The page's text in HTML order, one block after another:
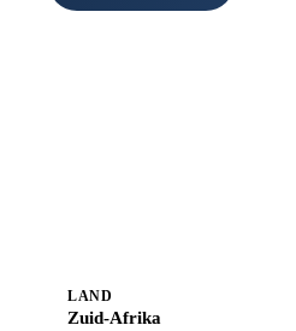
LAND
Zuid-Afrika